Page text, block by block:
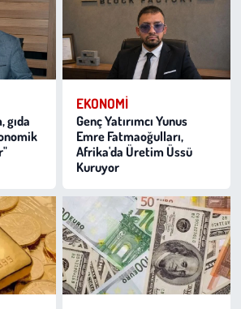
gıda
EKONOMI
Genç Yatırımcı Yunus
Emre Fatmaoğulları,
Afrika'da Üretim Üssü
Kuruyor